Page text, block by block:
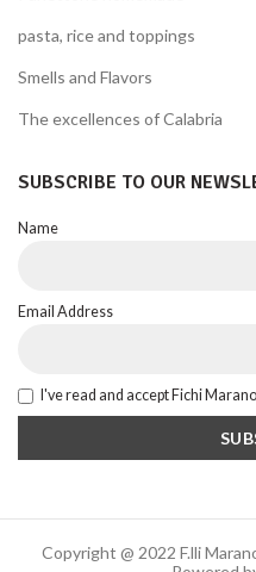
pasta, rice and toppings
Smells and Flavors
The excellences of Calabria
SUBSCRIBE TO OUR
Name
Email Address
I've read and accept Fichi
Copyright @ 2022 F.lli